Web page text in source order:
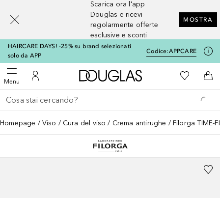
Scarica ora l'app
Douglas e ricevi
regolarmente offerte
esclusive e sconti
MOSTRA
HAIRCARE DAYS! -25% su brand selezionati
solo da APP
Codice:APPCARE
MenuApri menuAl Mio Account
A Douglas HomeAlla Mia
Al
Torna indietro
Esegui ricerca
Homepage Viso Cura del viso Crema antirughe Filorga TIME-
[navigation.slideout.screenreader]